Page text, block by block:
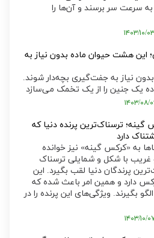
سرعت سر برسند و آن‌ها را
این هشت حیوان ماده بدون نیاز به
نیاز به جفت‌گیری بچه‌دار شوند.
یک جنین را از یک تخمک می‌سازد
ترسناک‌ترین پرنده دنیا که
دارد
به «کرکس گینه» نیز خوانده
با شکل و شمایلی ترسناک
پرندگان دنیا لقب بگیرد. این
دارد و همین امر باعث شده که
بگیرند. ویژگی‌های این پرنده را در